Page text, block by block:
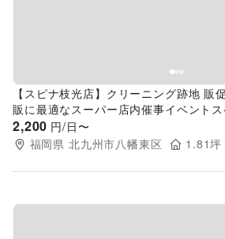
【スピナ枝光店】クリーニング跡地 販
販に最適なスーパー店内催事イベントス
2,200 円/日〜
福岡県 北九州市八幡東区 1.81